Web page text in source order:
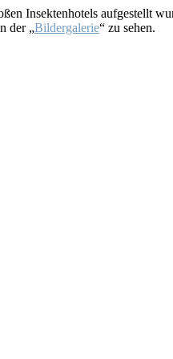
Insektenhotels aufgestellt
der „Bildergalerie“ zu sehen.